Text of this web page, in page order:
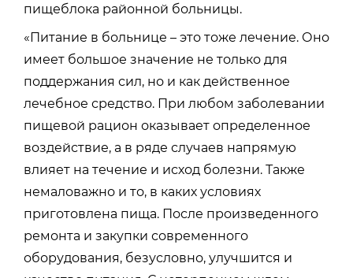
пищеблока районной больницы.
«Питание в больнице – это тоже лечение. Оно
имеет большое значение не только для
поддержания сил, но и как действенное
лечебное средство. При любом заболевании
пищевой рацион оказывает определенное
воздействие, а в ряде случаев напрямую
влияет на течение и исход болезни. Также
немаловажно и то, в каких условиях
приготовлена пища. После произведенного
ремонта и закупки современного
оборудования, безусловно, улучшится и